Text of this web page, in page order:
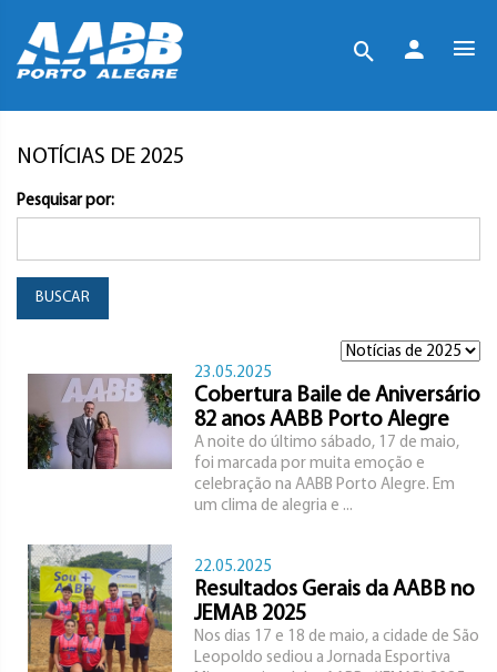
NOTÍCIAS DE 2025
Pesquisar por:
BUSCAR
23.05.2025
Cobertura Baile de Aniversário
82 anos AABB Porto Alegre
A noite do último sábado, 17 de maio,
foi marcada por muita emoção e
celebração na AABB Porto Alegre. Em
um clima de alegria e ...
22.05.2025
Resultados Gerais da AABB no
JEMAB 2025
Nos dias 17 e 18 de maio, a cidade de São
Leopoldo sediou a Jornada Esportiva